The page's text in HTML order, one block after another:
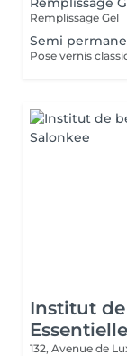
Remplissage Gel
Semi
Pose vernis
Institut
Essentielle
132, Avenue de